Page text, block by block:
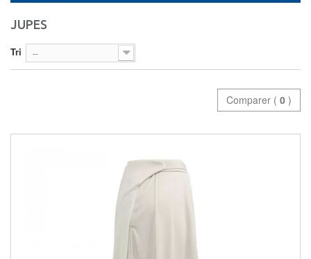
JUPES
Tri --
Comparer ( 0 )